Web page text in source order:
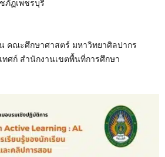
ภัฏเพชรบุรี
คณะศึกษาศาสตร์ มหาวิทยาศิลปากร
ศก์ สำนักงานเขตพื้นที่การศึกษา